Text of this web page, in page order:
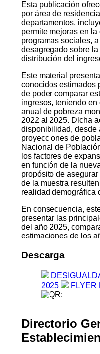
Esta publicación
por área de
departamentos,
permite mejoras en
programas sociales,
desagregado sobre
distribución del
Este material
conocidos estimados
de poder comparar
ingresos, teniendo
anual de pobreza
2022 al 2025. Dicha
disponibilidad, desde
proyecciones de
Nacional de
los factores de
en función de la
propósito de
de la muestra
realidad demográfica
En consecuencia,
presentar las
del año 2025,
estimaciones de los
Descarga
2025
FLYER
Directorio